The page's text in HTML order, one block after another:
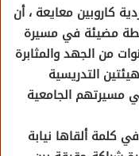
كاروبين معايعة ، أن
مضيئة في مسيرة
من الجهد والمثابرة
التدريسية
مسيرتهم الجامعية
كلمة ألقاها نيابة